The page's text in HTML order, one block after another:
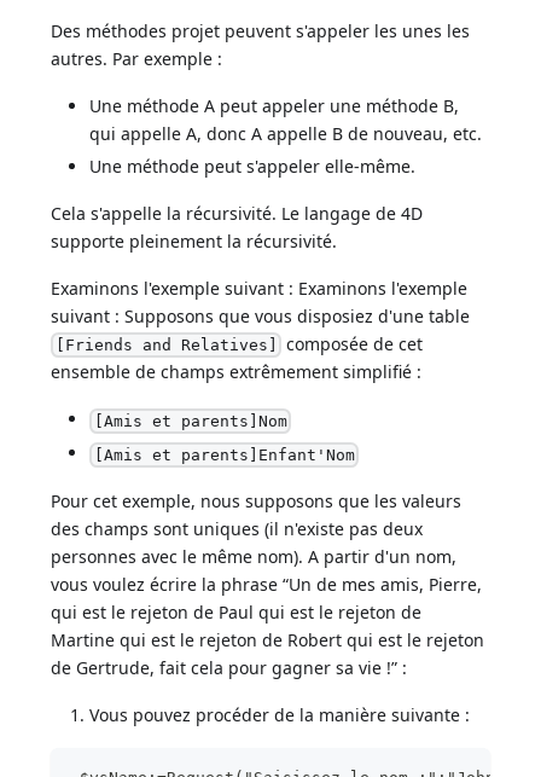
Des méthodes projet peuvent s'appeler les unes les
autres. Par exemple :
Une méthode A peut appeler une méthode B,
qui appelle A, donc A appelle B de nouveau, etc.
Une méthode peut s'appeler elle-même.
Cela s'appelle la récursivité. Le langage de 4D
supporte pleinement la récursivité.
Examinons l'exemple suivant : Examinons l'exemple
suivant : Supposons que vous disposiez d'une table
[Friends and Relatives]
composée de cet
ensemble de champs extrêmement simplifié :
[Amis et parents]Nom
[Amis et parents]Enfant'Nom
Pour cet exemple, nous supposons que les valeurs
des champs sont uniques (il n'existe pas deux
personnes avec le même nom). A partir d'un nom,
vous voulez écrire la phrase “Un de mes amis, Pierre,
qui est le rejeton de Paul qui est le rejeton de
Martine qui est le rejeton de Robert qui est le rejeton
de Gertrude, fait cela pour gagner sa vie !” :
Vous pouvez procéder de la manière suivante :